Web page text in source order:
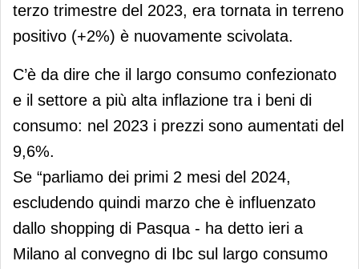
terzo trimestre del 2023, era tornata in terreno
positivo (+2%) è nuovamente scivolata.
C’è da dire che il largo consumo confezionato
e il settore a più alta inflazione tra i beni di
consumo: nel 2023 i prezzi sono aumentati del
9,6%.
Se “parliamo dei primi 2 mesi del 2024,
escludendo quindi marzo che è influenzato
dallo shopping di Pasqua - ha detto ieri a
Milano al convegno di Ibc sul largo consumo